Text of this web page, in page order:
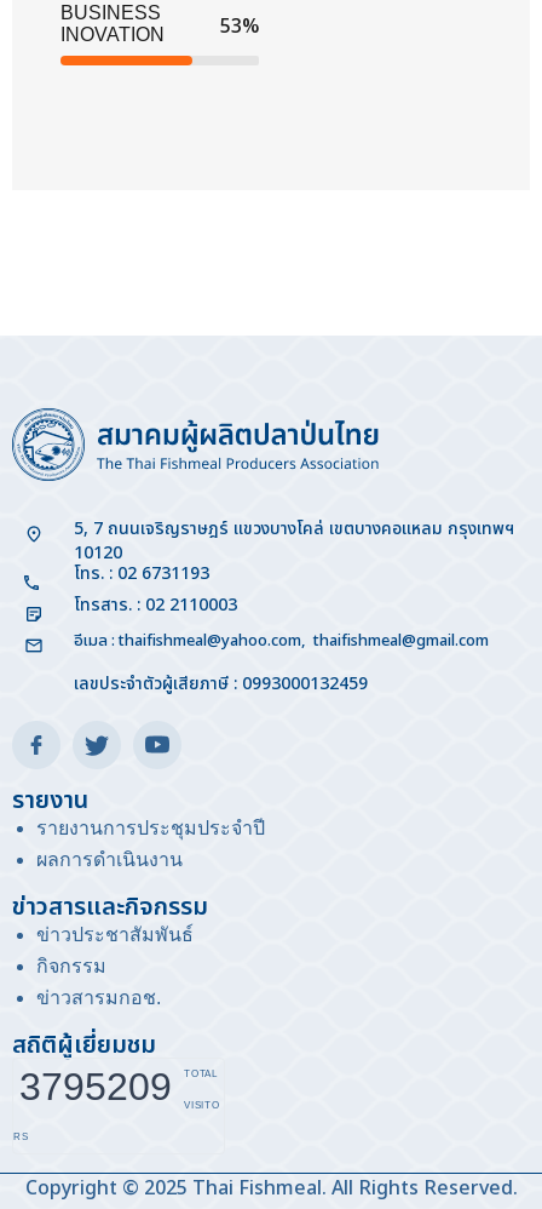
BUSINESS
INOVATION
60%
5, 7 ถนนเจริญราษฎร์ แขวงบางโคล่ เขตบางคอแหลม กรุงเทพฯ
10120
โทร. : 02 6731193
โทรสาร. : 02 2110003
อีเมล :thaifishmeal@yahoo.com,thaifishmeal@gmail.com
เลขประจำตัวผู้เสียภาษี : 0993000132459
รายงาน
รายงานการประชุมประจำปี
ผลการดำเนินงาน
ข่าวสารและกิจกรรม
ข่าวประชาสัมพันธ์
กิจกรรม
ข่าวสารมกอช.
สถิติผู้เยี่ยมชม
3795209 TOTAL
VISITO
RS
Copyright © 2025 Thai Fishmeal. All Rights Reserved.